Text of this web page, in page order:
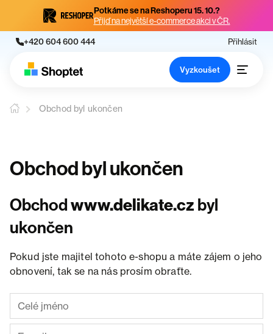
Potkáme se na Reshoperu 15. 10.?
Přijď na největší e-commerce akci v ČR.
+420 604 600 444 Přihlásit
Vyzkoušet
Obchod byl ukončen
Obchod byl ukončen
Obchodwww.delikate.cz byl
ukončen
Pokud jste majitel tohoto e-shopu a máte zájem o jeho
obnovení, tak se na nás prosím obraťte.